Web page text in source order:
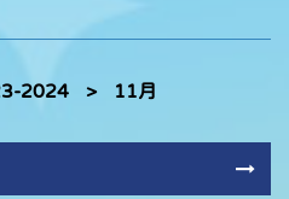
2024 > 11月